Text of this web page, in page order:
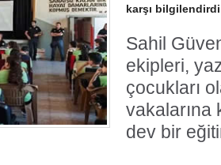
karşı
Sahil
ekipleri,
çocukları
vakalarına
dev bir